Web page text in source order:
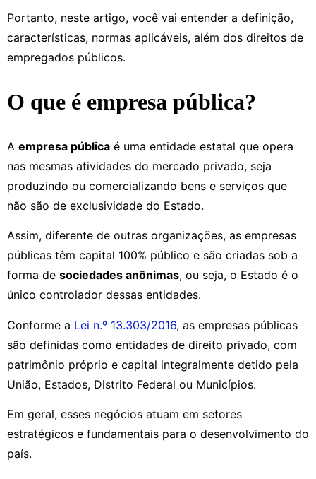
Portanto, neste artigo, você vai entender a definição,
características, normas aplicáveis, além dos direitos de
empregados públicos.
O que é empresa pública?
A empresa pública é uma entidade estatal que opera
nas mesmas atividades do mercado privado, seja
produzindo ou comercializando bens e serviços que
não são de exclusividade do Estado.
Assim, diferente de outras organizações, as empresas
públicas têm capital 100% público e são criadas sob a
forma de sociedades anônimas, ou seja, o Estado é o
único controlador dessas entidades.
Conforme a Lei n.º 13.303/2016, as empresas públicas
são definidas como entidades de direito privado, com
patrimônio próprio e capital integralmente detido pela
União, Estados, Distrito Federal ou Municípios.
Em geral, esses negócios atuam em setores
estratégicos e fundamentais para o desenvolvimento do
país.